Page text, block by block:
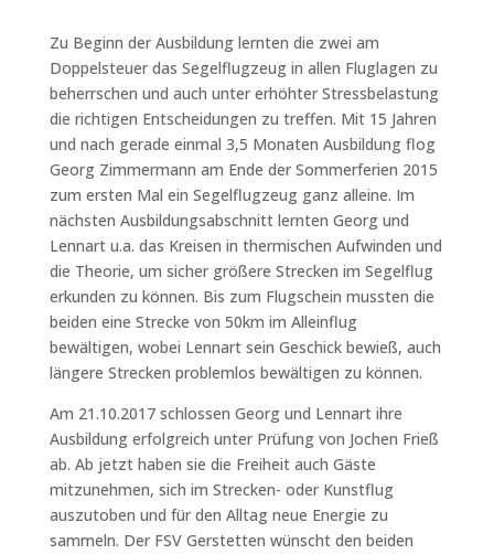
Zu Beginn der Ausbildung lernten die zwei am
Doppelsteuer das Segelflugzeug in allen Fluglagen zu
beherrschen und auch unter erhöhter Stressbelastung
die richtigen Entscheidungen zu treffen. Mit 15 Jahren
und nach gerade einmal 3,5 Monaten Ausbildung flog
Georg Zimmermann am Ende der Sommerferien 2015
zum ersten Mal ein Segelflugzeug ganz alleine. Im
nächsten Ausbildungsabschnitt lernten Georg und
Lennart u.a. das Kreisen in thermischen Aufwinden und
die Theorie, um sicher größere Strecken im Segelflug
erkunden zu können. Bis zum Flugschein mussten die
beiden eine Strecke von 50km im Alleinflug
bewältigen, wobei Lennart sein Geschick bewieß, auch
längere Strecken problemlos bewältigen zu können.
Am 21.10.2017 schlossen Georg und Lennart ihre
Ausbildung erfolgreich unter Prüfung von Jochen Frieß
ab. Ab jetzt haben sie die Freiheit auch Gäste
mitzunehmen, sich im Strecken- oder Kunstflug
auszutoben und für den Alltag neue Energie zu
sammeln. Der FSV Gerstetten wünscht den beiden